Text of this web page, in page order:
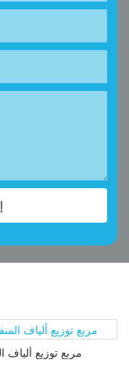
4 6 مربع توزيع ألياف